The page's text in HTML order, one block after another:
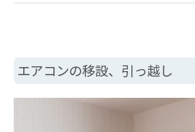
エアコンの移設、引っ越し